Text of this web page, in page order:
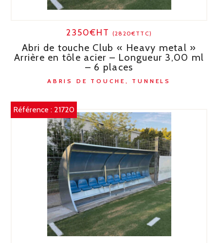
2350€HT (2820€TTC)
Abri de touche Club « Heavy metal »
Arrière en tôle acier – Longueur 3,00 ml
– 6 places
ABRIS DE TOUCHE, TUNNELS
Référence : 21720